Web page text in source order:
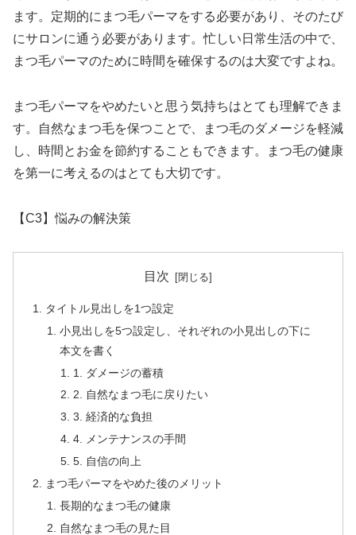
ます。定期的にまつ毛パーマをする必要があり、そのたび
にサロンに通う必要があります。忙しい日常生活の中で、
まつ毛パーマのために時間を確保するのは大変ですよね。
まつ毛パーマをやめたいと思う気持ちはとても理解できま
す。自然なまつ毛を保つことで、まつ毛のダメージを軽減
し、時間とお金を節約することもできます。まつ毛の健康
を第一に考えるのはとても大切です。
【C3】悩みの解決策
目次
タイトル見出しを1つ設定
小見出しを5つ設定し、それぞれの小見出しの下に
本文を書く
1. ダメージの蓄積
2. 自然なまつ毛に戻りたい
3. 経済的な負担
4. メンテナンスの手間
5. 自信の向上
まつ毛パーマをやめた後のメリット
長期的なまつ毛の健康
自然なまつ毛の見た目